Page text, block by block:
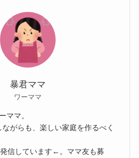
暴君ママ
ワーママ
ママ。
がらも、楽しい家庭を作るべく
信しています←。ママ友も募